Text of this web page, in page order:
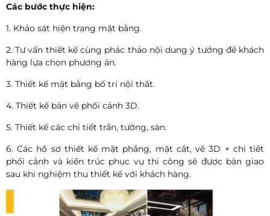
Các bước thực hiện:
1. Khảo sát hiện trạng mặt bằng.
2. Tư vấn thiết kế cùng phác thảo nội dung ý tưởng để khách
hàng lựa chọn phương án.
3. Thiết kế mặt bằng bố trí nội thất.
4. Thiết kế bản vẽ phối cảnh 3D.
5. Thiết kế các chi tiết trần, tường, sàn.
6. Các hồ sơ thiết kế mặt phẳng, mặt cắt, vẽ 3D + chi tiết
phối cảnh và kiến trúc phục vụ thi công sẽ được bàn giao
sau khi nghiệm thu thiết kế với khách hàng.